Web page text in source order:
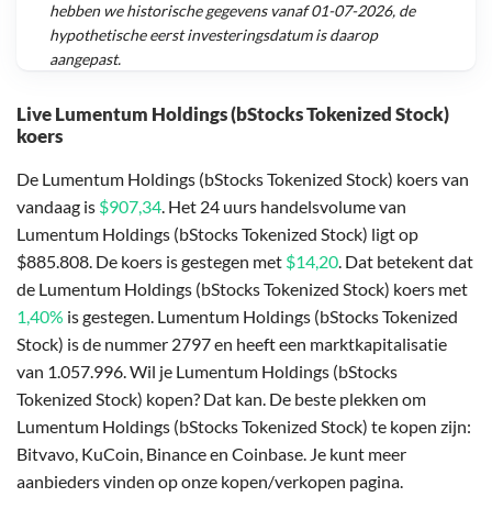
Live Lumentum Holdings (bStocks Tokenized Stock)
koers
De Lumentum Holdings (bStocks Tokenized Stock) koers van
vandaag is $907,34. Het 24 uurs handelsvolume van
Lumentum Holdings (bStocks Tokenized Stock) ligt op
$885.808. De koers is gestegen met $14,20. Dat betekent dat
de Lumentum Holdings (bStocks Tokenized Stock) koers met
1,40% is gestegen. Lumentum Holdings (bStocks Tokenized
Stock) is de nummer 2797 en heeft een marktkapitalisatie
van 1.057.996. Wil je Lumentum Holdings (bStocks
Tokenized Stock) kopen? Dat kan. De beste plekken om
Lumentum Holdings (bStocks Tokenized Stock) te kopen zijn:
Bitvavo, KuCoin, Binance en Coinbase. Je kunt meer
aanbieders vinden op onze kopen/verkopen pagina.
hebben we historische gegevens vanaf01-07-2026, de
hypothetische eerst investeringsdatum is daarop
aangepast.